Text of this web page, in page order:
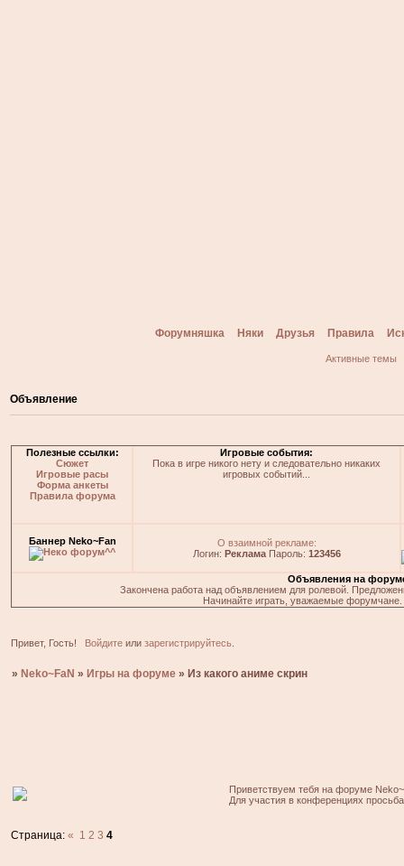
Форумняшка Няки Друзья Правила
Активные темы
Объявление
Полезные ссылки:
Сюжет
Игровые расы
Форма анкеты
Правила форума
Игровые события:
Пока в игре никого нету и следовательно никаких
игровых событий...
Баннер Neko~Fan
О взаимной рекламе:
Логин: РекламаПароль: 123456
Объявления на
Закончена работа над объявлением для ролевой.
Начинайте играть, уважаемые
Привет, Гость! Войдитеили зарегистрируйтесь.
» Neko~FaN » Игры на форуме » Из какого аниме скрин
Приветствуем тебя на форуме
Для участия в конференциях
Страница:« 1 2 3 4